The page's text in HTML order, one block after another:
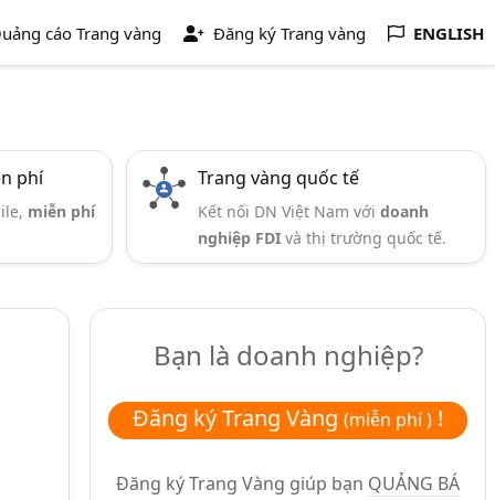
cáo Trang vàng Đăng ký Trang vàng ENGLISH
phí
miễn phí
Trang vàng quốc tế
Kết nối DN Việt Nam vớidoanh
nghiệp FDI và thị trường quốc tế.
Bạn là doanh nghiệp?
Đăng ký Trang Vàng(miễn phí ) !
Đăng ký Trang Vàng giúp bạn QUẢNG BÁ